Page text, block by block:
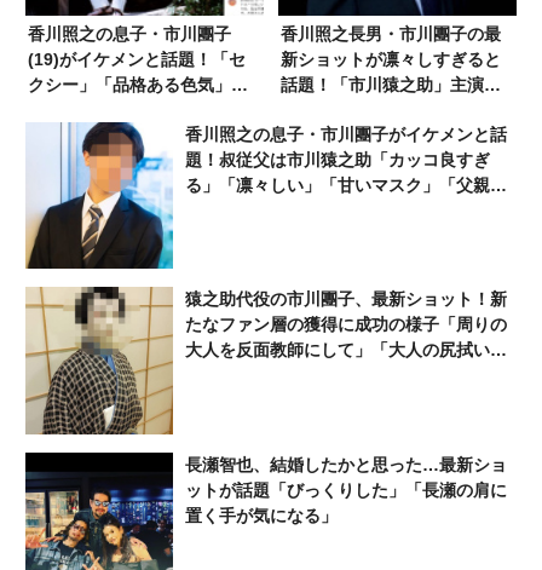
香川照之の息子・市川團子
(19)がイケメンと話題！「セ
クシー」「品格ある色気」
香川照之長男・市川團子の最
新ショットが凛々しすぎると
話題！「市川猿之助」主演公
か
香川照之の息子・市川團子がイケメンと話
題！叔従父は市川猿之助「カッコ良すぎ
る」「凛々しい」「甘いマスク」「父親に
猿之助代役の市川團子、最新ショット！新
たなファン層の獲得に成功の様子「周りの
大人を反面教師にして」「大人の尻拭いを
長瀬智也、結婚したかと思った…最新ショ
ットが話題「びっくりした」「長瀬の肩に
置く手が気になる」